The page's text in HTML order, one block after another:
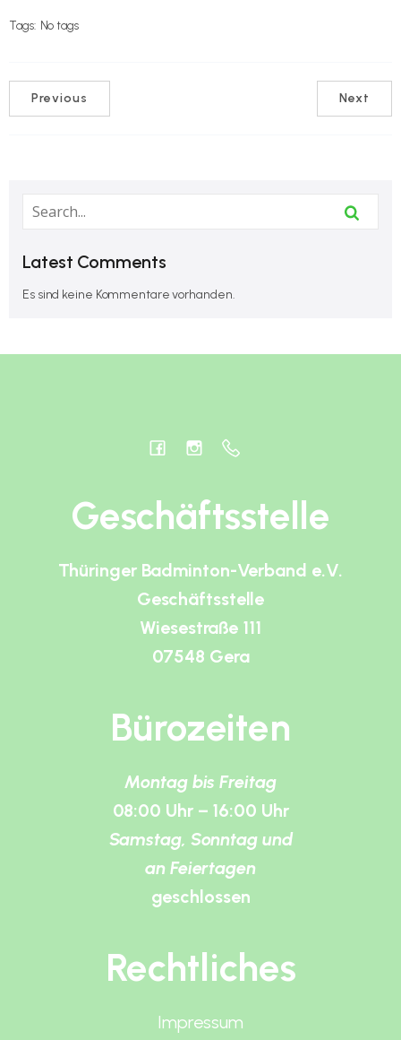
Tags: No tags
Previous Next
Latest Comments
Es sind keine Kommentare vorhanden.
Geschäftsstelle
Thüringer Badminton-Verband e.V.
Geschäftsstelle
Wiesestraße 111
07548 Gera
Bürozeiten
Montag bis Freitag
08:00 Uhr – 16:00 Uhr
Samstag, Sonntag und
an Feiertagen
geschlossen
Rechtliches
Impressum